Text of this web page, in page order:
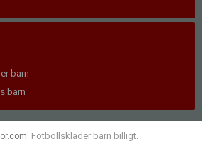
barn
barn
Fotbollskläder barn billigt.